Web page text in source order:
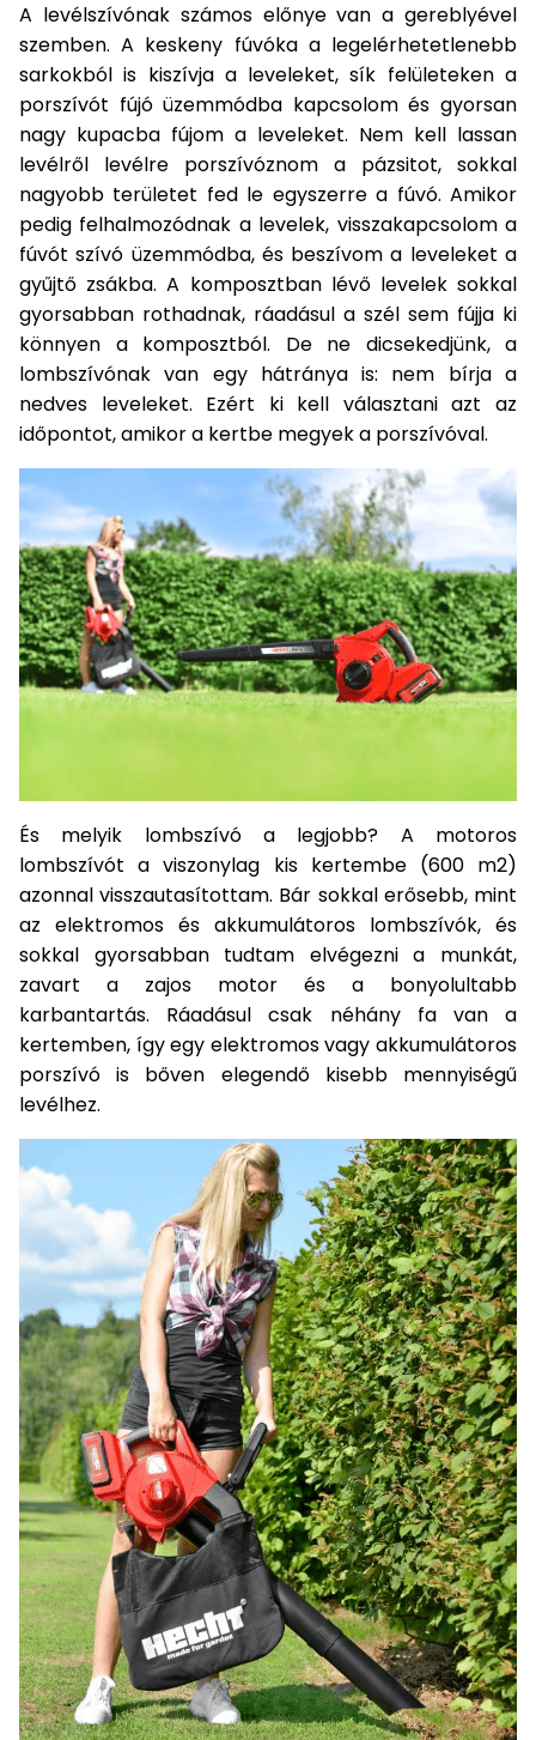
kiegészítő
Növényápolási
kellékek
Permetező
Üvegház
és
melegház
Komposztáló
Kézi
szerszám,
eszközök
Kiegészítők
A levélszívónak számos előnye van a gereblyével
szemben. A keskeny fúvóka a legelérhetetlenebb
sarkokból is kiszívja a leveleket, sík felületeken a
porszívót fújó üzemmódba kapcsolom és gyorsan
nagy kupacba fújom a leveleket. Nem kell lassan
levélről levélre porszívóznom a pázsitot, sokkal
nagyobb területet fed le egyszerre a fúvó. Amikor
pedig felhalmozódnak a levelek, visszakapcsolom a
fúvót szívó üzemmódba, és beszívom a leveleket a
gyűjtő zsákba. A komposztban lévő levelek sokkal
gyorsabban rothadnak, ráadásul a szél sem fújja ki
könnyen a komposztból. De ne dicsekedjünk, a
lombszívónak van egy hátránya is: nem bírja a
nedves leveleket. Ezért ki kell választani azt az
időpontot, amikor a kertbe megyek a porszívóval.
És melyik lombszívó a legjobb? A motoros
lombszívót a viszonylag kis kertembe (600 m2)
azonnal visszautasítottam. Bár sokkal erősebb, mint
az elektromos és akkumulátoros lombszívók, és
sokkal gyorsabban tudtam elvégezni a munkát,
zavart a zajos motor és a bonyolultabb
karbantartás. Ráadásul csak néhány fa van a
kertemben, így egy elektromos vagy akkumulátoros
porszívó is bőven elegendő kisebb mennyiségű
levélhez.